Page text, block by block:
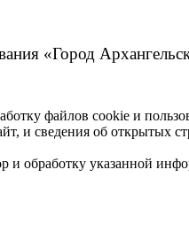
«Город
файлов cookie и
и сведения об открытых
и обработку указанной